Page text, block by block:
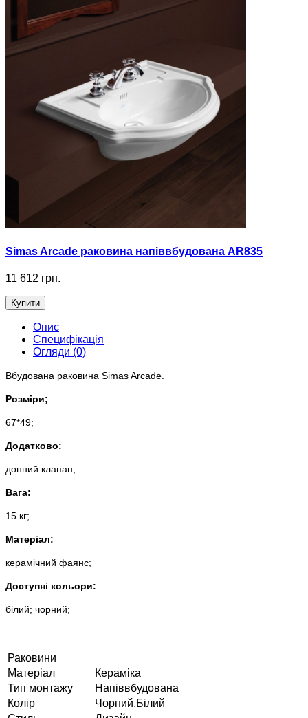
Simas Arcade раковина напіввбудована AR835
11 612 грн.
Купити
Опис
Специфікація
Огляди (0)
Вбудована раковина Simas Arcade.
Розміри;
67*49;
Додатково:
донний клапан;
Вага:
15 кг;
Матеріал:
керамічний фаянс;
Доступні кольори:
білий; чорний;
Раковини
Матеріал
Кераміка
Тип монтажу
Напіввбудована
Колір
Чорний,Білий